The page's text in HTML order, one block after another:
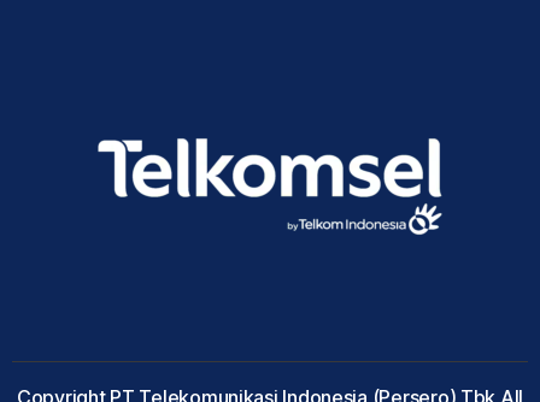
Copyright PT Telekomunikasi Indonesia (Persero) Tbk All